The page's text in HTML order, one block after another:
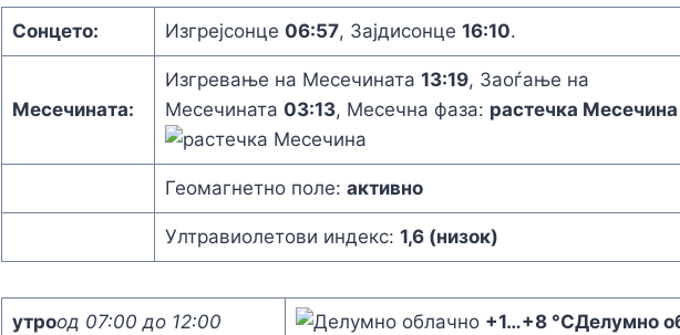
Сонцето: Изгрејсонце 06:57, Зајдисонце 16:10.
Месечината:
Изгревање на Месечината 13:19, Заоѓање на
Месечината 03:13, Месечна фаза: растечка Месечина
Геомагнетно поле: активно
Ултравиолетови индекс: 1,6 (низок)
утроод 07:00 до 12:00 +1…+8 °CДелумно